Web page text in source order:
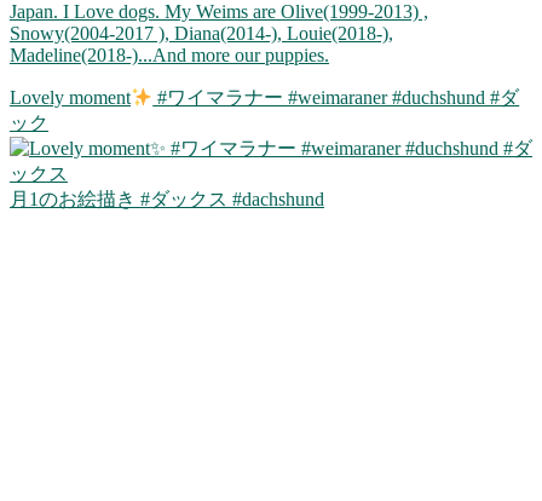
Japan. I Love dogs. My Weims are Olive(1999-2013) ,
Snowy(2004-2017 ), Diana(2014-), Louie(2018-),
Madeline(2018-)...And more our puppies.
Lovely moment
#ワイマラナー #weimaraner #duchshund #ダ
ック
月1のお絵描き #ダックス #dachshund